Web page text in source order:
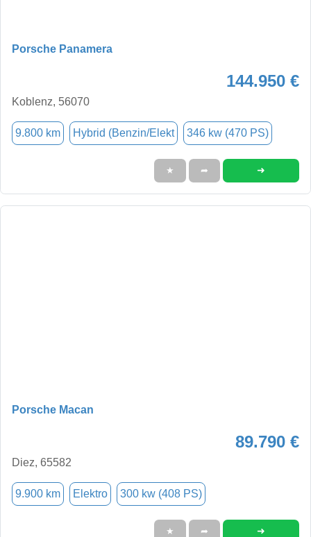
Porsche Panamera
144.950 €
Koblenz, 56070
9.800 km Hybrid (Benzin/Elekt 346 kw (470 PS)
★ ➦ ➜
Porsche Macan
89.790 €
Diez, 65582
9.900 km Elektro 300 kw (408 PS)
★ ➦ ➜